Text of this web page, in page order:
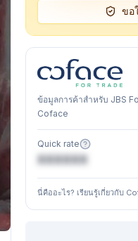
ขอ
ข้อมูลการค้าสำหรับ JBS
Coface
Quick rate
XXXXXX
นี่คืออะไร? เรียนรู้เกี่ยวกับ